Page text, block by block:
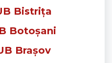
Bistrița
Botoșani
Brașov